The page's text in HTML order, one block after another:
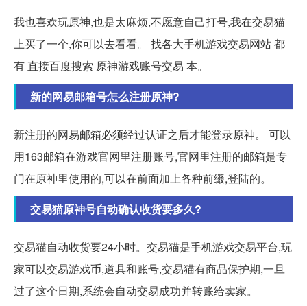
我也喜欢玩原神,也是太麻烦,不愿意自己打号,我在交易猫
上买了一个,你可以去看看。 找各大手机游戏交易网站 都
有 直接百度搜索 原神游戏账号交易 本。
新的网易邮箱号怎么注册原神?
新注册的网易邮箱必须经过认证之后才能登录原神。 可以
用163邮箱在游戏官网里注册账号,官网里注册的邮箱是专
门在原神里使用的,可以在前面加上各种前缀,登陆的。
交易猫原神号自动确认收货要多久?
交易猫自动收货要24小时。交易猫是手机游戏交易平台,玩
家可以交易游戏币,道具和账号,交易猫有商品保护期,一旦
过了这个日期,系统会自动交易成功并转账给卖家。